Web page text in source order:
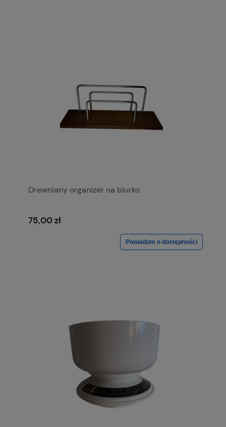
Drewniany organizer na biurko
75,00 zł
Powiadom o dostępności